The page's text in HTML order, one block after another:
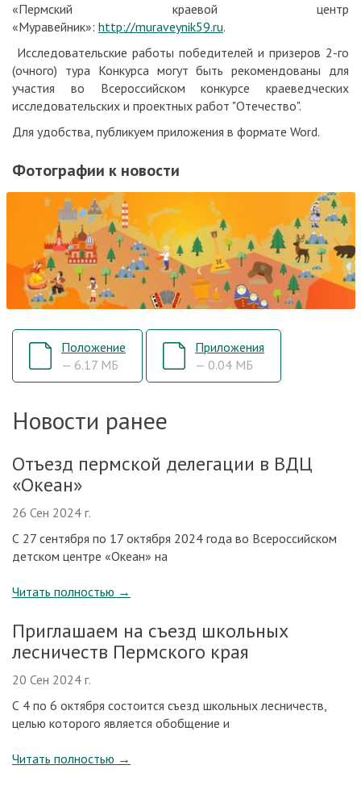
«Пермский краевой центр
«Муравейник»: http://muraveynik59.ru.
Исследовательские работы победителей и призеров 2-го
(очного) тура Конкурса могут быть рекомендованы для
участия во Всероссийском конкурсе краеведческих
исследовательских и проектных работ "Отечество".
Для удобства, публикуем приложения в формате Word.
Фотографии к новости
Положение
— 6.17 МБ
Приложения
— 0.04 МБ
Новости ранее
Отъезд пермской делегации в ВДЦ
«Океан»
26 Сен 2024 г.
С 27 сентября по 17 октября 2024 года во Всероссийском
детском центре «Океан» на
Читать полностью →
Приглашаем на съезд школьных
лесничеств Пермского края
20 Сен 2024 г.
С 4 по 6 октября состоится съезд школьных лесничеств,
целью которого является обобщение и
Читать полностью →